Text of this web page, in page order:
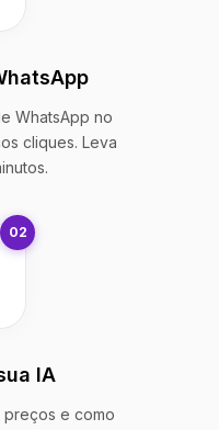
WhatsApp no
cliques. Leva
02
IA
preços e como